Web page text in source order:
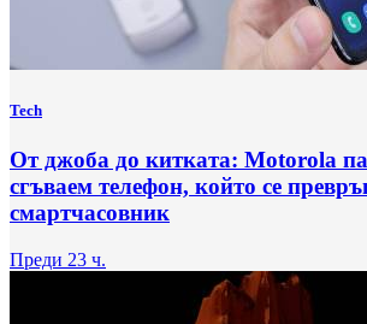
Tech
От джоба до китката: Motorola
сгъваем телефон, който се
смартчасовник
Преди 23 ч.